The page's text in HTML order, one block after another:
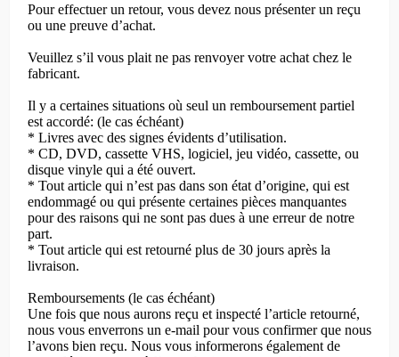
Pour effectuer un retour, vous devez nous présenter un reçu
ou une preuve d’achat.
Veuillez s’il vous plait ne pas renvoyer votre achat chez le
fabricant.
Il y a certaines situations où seul un remboursement partiel
est accordé: (le cas échéant)
* Livres avec des signes évidents d’utilisation.
* CD, DVD, cassette VHS, logiciel, jeu vidéo, cassette, ou
disque vinyle qui a été ouvert.
* Tout article qui n’est pas dans son état d’origine, qui est
endommagé ou qui présente certaines pièces manquantes
pour des raisons qui ne sont pas dues à une erreur de notre
part.
* Tout article qui est retourné plus de 30 jours après la
livraison.
Remboursements (le cas échéant)
Une fois que nous aurons reçu et inspecté l’article retourné,
nous vous enverrons un e-mail pour vous confirmer que nous
l’avons bien reçu. Nous vous informerons également de